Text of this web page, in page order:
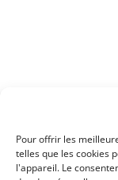
Pour offrir les
telles que les cookies
l'appareil. Le